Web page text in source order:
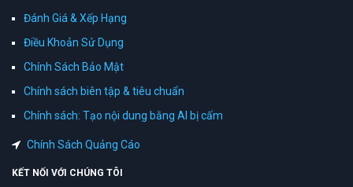
Đánh Giá & Xếp Hạng
Điều Khoản Sử Dụng
Chính Sách Bảo Mật
Chính sách biên tập & tiêu chuẩn
Chính sách: Tạo nội dung bằng AI bị cấm
Chính Sách Quảng Cáo
KẾT NỐI VỚI CHÚNG TÔI